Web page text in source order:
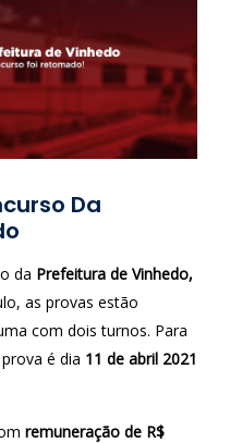
Da
da Prefeitura de Vinhedo,
as provas estão
com dois turnos. Para
é dia 11 de abril 2021
remuneração de R$